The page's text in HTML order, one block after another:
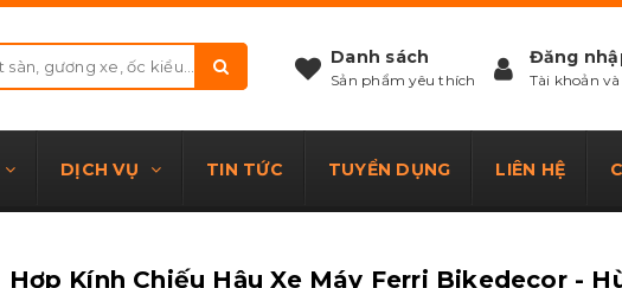
Danh sách
Sản phẩm yêu thích
Đăng
Tài khoản
DỊCH VỤ TIN TỨC TUYỂN DỤNG LIÊN HỆ
Hợp Kính Chiếu Hậu Xe Máy Ferri Bikedecor -